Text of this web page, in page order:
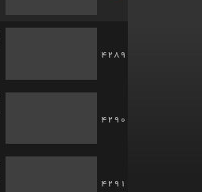
4289
4290
4291